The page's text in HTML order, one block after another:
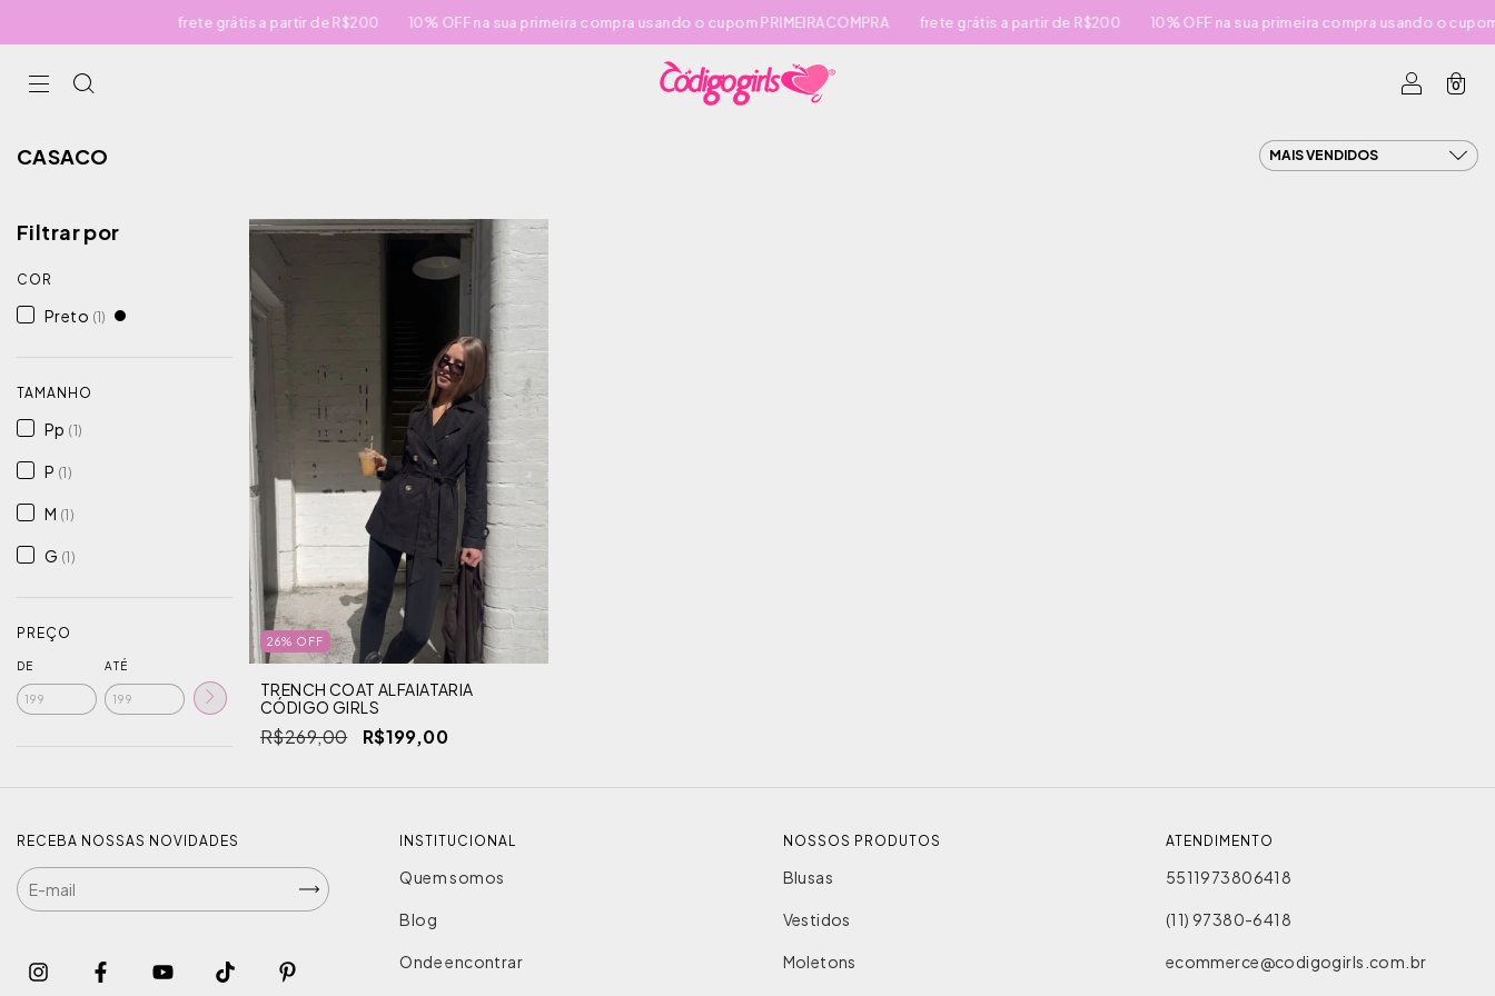
frete grátis a partir de R$200 10% OFF na sua primeira compra usando o cupom PRIMEIRACOMPRA frete grátis a partir de R$200 10% OFF na sua primeira compra usando o cupom
0
CASACO
Filtrar por
COR
Preto (1)
TAMANHO
Pp (1)
P (1)
M (1)
G (1)
PREÇO
DE ATÉ
26% OFF
TRENCH COAT ALFAIATARIA
CÓDIGO GIRLS
R$269,00 R$199,00
RECEBA NOSSAS NOVIDADES INSTITUCIONAL
Quem somos
Blog
Onde encontrar
NOSSOS PRODUTOS
Blusas
Vestidos
Moletons
ATENDIMENTO
5511973806418
(11) 97380-6418
ecommerce@codigogirls.com.br